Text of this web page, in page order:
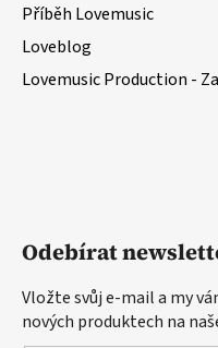
Příběh Lovemusic
Loveblog
Lovemusic Production -
Odebírat
Vložte svůj e-mail a my
nových produktech na